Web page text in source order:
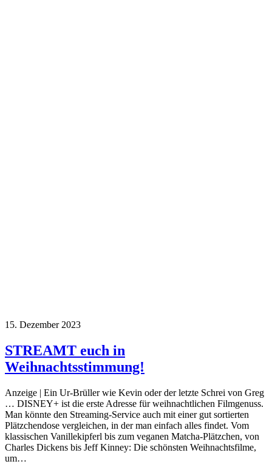
15. Dezember 2023
STREAMT euch in
Weihnachtsstimmung!
Anzeige | Ein Ur-Brüller wie Kevin oder der letzte Schrei von Greg
… DISNEY+ ist die erste Adresse für weihnachtlichen Filmgenuss.
Man könnte den Streaming-Service auch mit einer gut sortierten
Plätzchendose vergleichen, in der man einfach alles findet. Vom
klassischen Vanillekipferl bis zum veganen Matcha-Plätzchen, von
Charles Dickens bis Jeff Kinney: Die schönsten Weihnachtsfilme,
um…